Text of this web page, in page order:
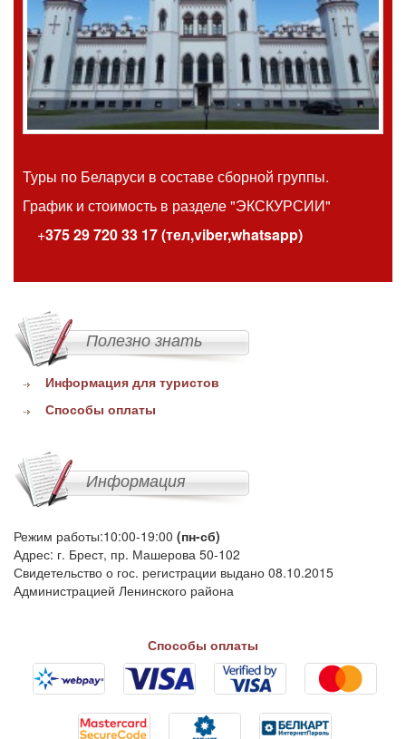
Туры по Беларуси в составе сборной группы.
График и стоимость в разделе "ЭКСКУРСИИ"
+375 29 720 33 17 (тел,viber,whatsapp)
Полезно знать
Информация для туристов
Способы оплаты
Информация
Режим работы:10:00-19:00 (пн-сб)
Адрес: г. Брест, пр. Машерова 50-102
Свидетельство о гос. регистрации выдано 08.10.2015
Администрацией Ленинского района
Способы оплаты